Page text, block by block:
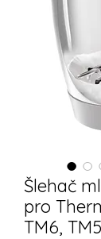
Šlehač
pro
TM6,